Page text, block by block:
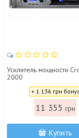
Усилитель мощности
2000
+ 1 136 грн
11 355 грн
Купить